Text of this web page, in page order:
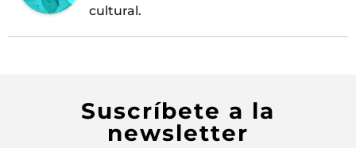
cultural.
Suscríbete a la
newsletter